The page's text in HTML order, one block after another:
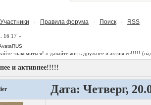
Участники · Правила форума · Поиск · RSS
16 17 »
знакомиться! » давайте жить дружнее и активнее!!!!!
и активнее!!!!!
Дата: Четверг,